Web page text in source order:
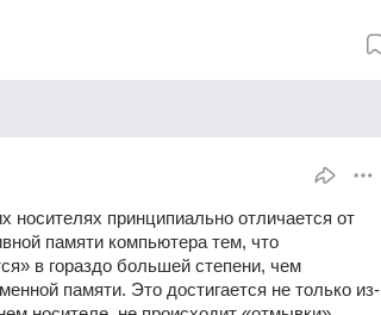
принципиально отличается от
памяти компьютера тем, что
в гораздо большей степени, чем
памяти. Это достигается не только из-